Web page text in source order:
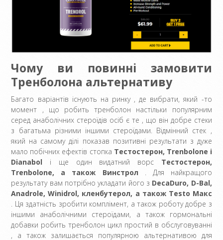
Чому ви повинні замовити
Тренболона альтернативу
Багато варіантів існують на ринку , де вибрати, який -то
момент , що робить тренболон настільки популярним
серед анаболічних стероїдів осіб є те , що він добре стеки
з багатьма різними іншими стероїдами. Відмінний стек ,
який на самому ділі показав позитивні результати з дуже
мало побічних ефектів стопка Тестостерон, Trenbolone і
Dianabol і ще один видатний ворс Тестостерон,
Trenbolone, а також Винстрол. Для найкращого
результату вам потрібно укладати його з DecaDuro, D-Bal,
Anadrole, Winidrol, кленбутерол, а також Testo Макс
. Ця здатність зробити комплімент, а також роботу добре з
іншими анаболічними стероїдами, а також гормональні
добавки робить тренболон цикл простий в обслуговуванні
, а також залишається популярною альтернативою для